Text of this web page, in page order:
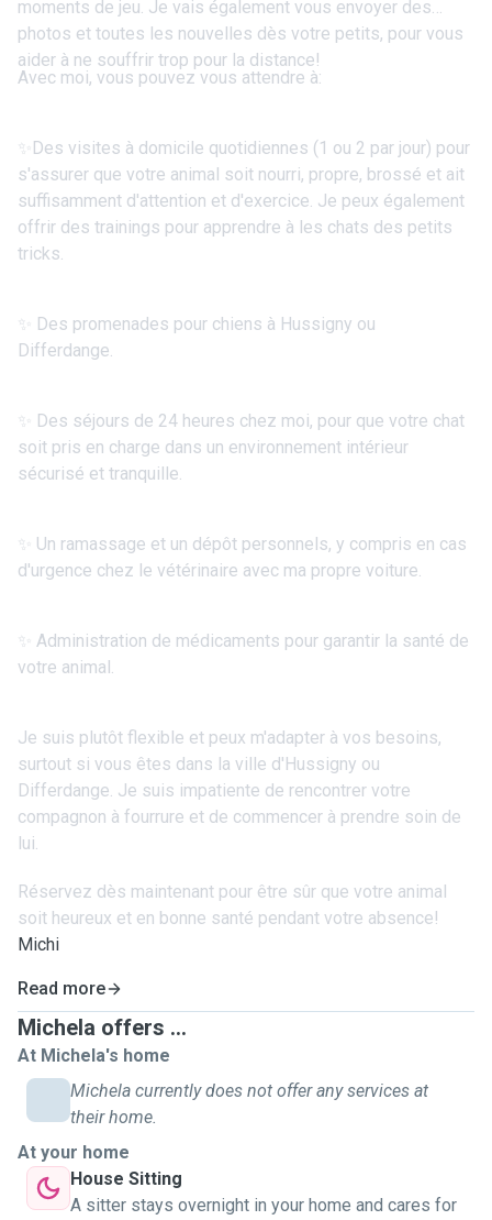
moments de jeu. Je vais également vous envoyer des
photos et toutes les nouvelles dès votre petits, pour vous
aider à ne souffrir trop pour la distance!
Avec moi, vous pouvez vous attendre à:
✨Des visites à domicile quotidiennes (1 ou 2 par jour) pour
s'assurer que votre animal soit nourri, propre, brossé et ait
suffisamment d'attention et d'exercice. Je peux également
offrir des trainings pour apprendre à les chats des petits
tricks.
✨ Des promenades pour chiens à Hussigny ou
Differdange.
✨ Des séjours de 24 heures chez moi, pour que votre chat
soit pris en charge dans un environnement intérieur
sécurisé et tranquille.
✨ Un ramassage et un dépôt personnels, y compris en cas
d'urgence chez le vétérinaire avec ma propre voiture.
✨ Administration de médicaments pour garantir la santé de
votre animal.
Je suis plutôt flexible et peux m'adapter à vos besoins,
surtout si vous êtes dans la ville d'Hussigny ou
Differdange. Je suis impatiente de rencontrer votre
compagnon à fourrure et de commencer à prendre soin de
lui.
Réservez dès maintenant pour être sûr que votre animal
soit heureux et en bonne santé pendant votre absence!
Michi
Read more
Michela offers ...
At Michela's home
Michela currently does not offer any services at
their home.
At your home
House Sitting
A sitter stays overnight in your home and cares for